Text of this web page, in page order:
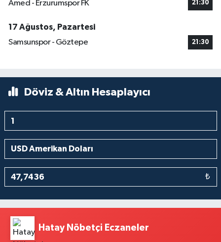
Amed - Erzurumspor FK 21:30
17 Ağustos, Pazartesi
Samsunspor - Göztepe
21:30
Döviz & Altın Hesaplayıcı
₺
Hatay Nöbetçi Eczaneler